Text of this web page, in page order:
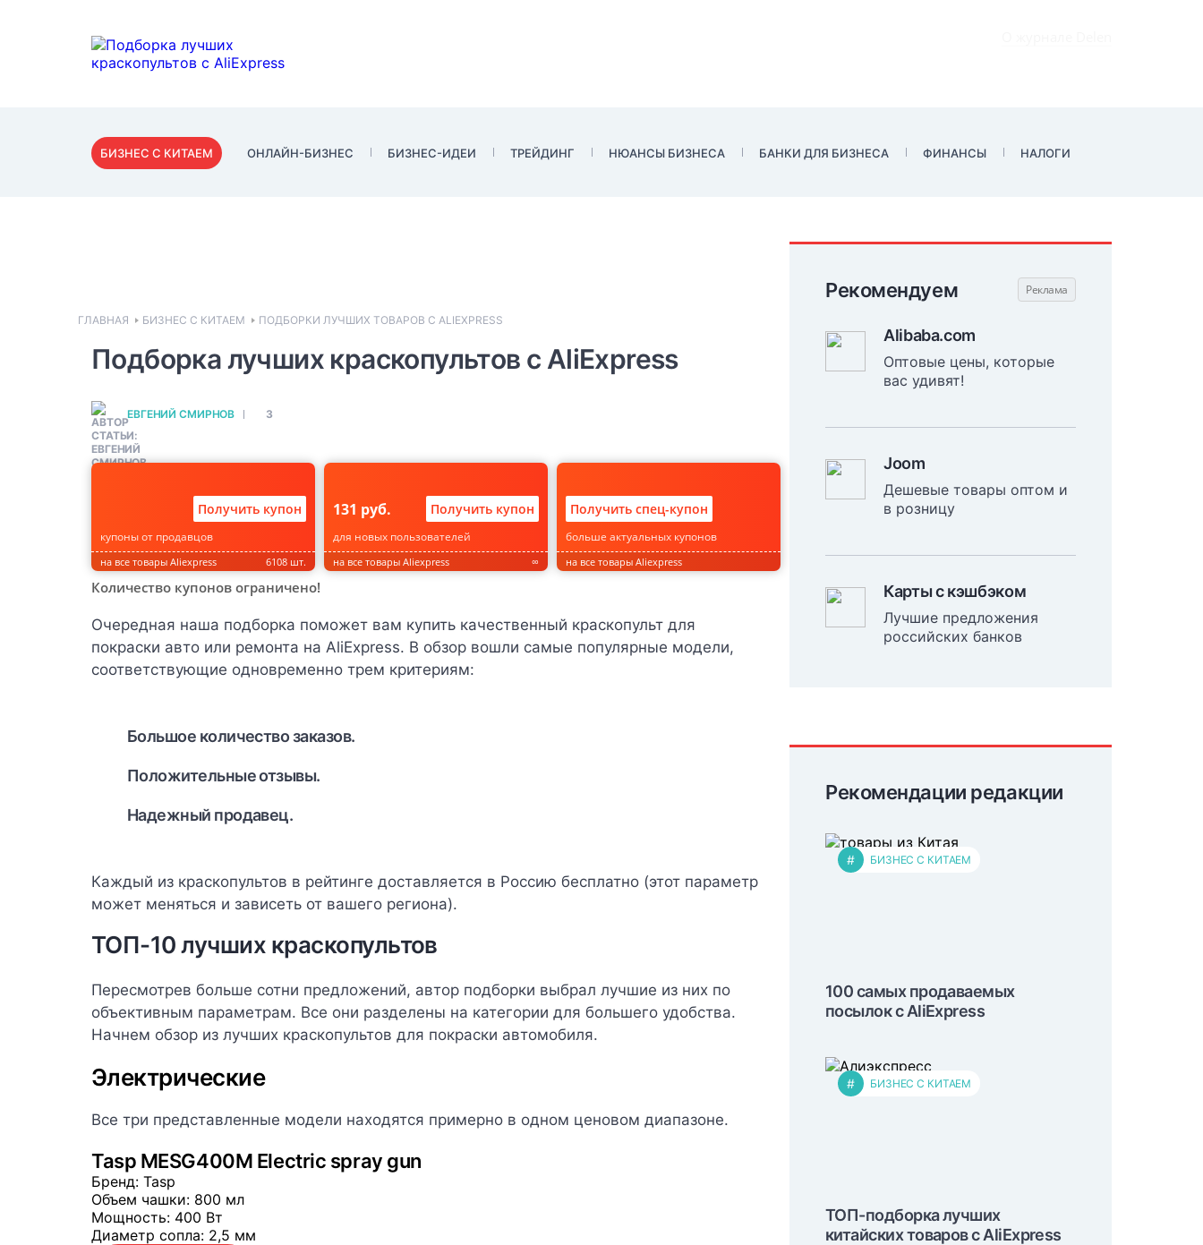
БИЗНЕС С КИТАЕМ ОНЛАЙН-БИЗНЕС БИЗНЕС-ИДЕИ ТРЕЙДИНГ НЮАНСЫ БИЗНЕСА БАНКИ ДЛЯ БИЗНЕСА ФИНАНСЫ НАЛОГИ
ГЛАВНАЯ БИЗНЕС С КИТАЕМ ПОДБОРКИ ЛУЧШИХ ТОВАРОВ С ALIEXPRESS
Подборка лучших краскопультов с AliExpress
ЕВГЕНИЙ СМИРНОВ 3
Получить купон
купоны от продавцов
на все товары Aliexpress 6108 шт.
131 руб. Получить купон
для новых пользователей
на все товары Aliexpress ∞
Получить спец-купон
больше актуальных купонов
на все товары Aliexpress
Количество купонов ограничено!
Очередная наша подборка поможет вам купить качественный краскопульт для
покраски авто или ремонта на AliExpress. В обзор вошли самые популярные модели,
соответствующие одновременно трем критериям:
Большое количество заказов.
Положительные отзывы.
Надежный продавец.
Каждый из краскопультов в рейтинге доставляется в Россию бесплатно (этот параметр
может меняться и зависеть от вашего региона).
ТОП-10 лучших краскопультов
Пересмотрев больше сотни предложений, автор подборки выбрал лучшие из них по
объективным параметрам. Все они разделены на категории для большего удобства.
Начнем обзор из лучших краскопультов для покраски автомобиля.
Электрические
Все три представленные модели находятся примерно в одном ценовом диапазоне.
Tasp MESG400M Electric spray gun
Бренд: Tasp
Объем чашки: 800 мл
Мощность: 400 Вт
Диаметр сопла: 2,5 мм
Рекомендуем
Alibaba.com
Оптовые цены, которые
вас удивят!
Joom
Дешевые товары оптом и
в розницу
Карты с кэшбэком
Лучшие предложения
российских банков
Рекомендации редакции
# БИЗНЕС С КИТАЕМ
100 самых продаваемых
посылок с AliExpress
# БИЗНЕС С КИТАЕМ
ТОП-подборка лучших
китайских товаров с AliExpress